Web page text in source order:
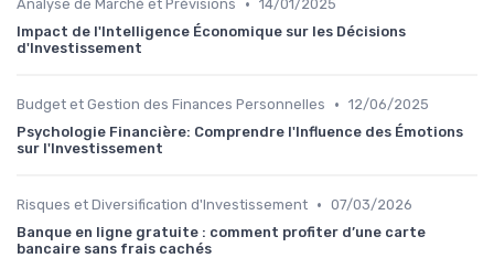
Analyse de Marché et Prévisions
14/01/2025
Impact de l'Intelligence Économique sur les Décisions
d'Investissement
Budget et Gestion des Finances Personnelles • 12/06/2025
Psychologie Financière: Comprendre l'Influence des Émotions
sur l'Investissement
Risques et Diversification d'Investissement • 07/03/2026
Banque en ligne gratuite : comment profiter d’une carte
bancaire sans frais cachés